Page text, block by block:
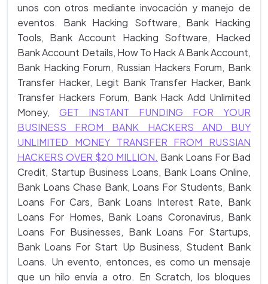
unos con otros mediante invocación y manejo de
eventos. Bank Hacking Software, Bank Hacking
Tools, Bank Account Hacking Software, Hacked
Bank Account Details, How To Hack A Bank Account,
Bank Hacking Forum, Russian Hackers Forum, Bank
Transfer Hacker, Legit Bank Transfer Hacker, Bank
Transfer Hackers Forum, Bank Hack Add Unlimited
Money, GET INSTANT FUNDING FOR YOUR
BUSINESS FROM BANK HACKERS AND BUY
UNLIMITED MONEY TRANSFER FROM RUSSIAN
HACKERS OVER $20 MILLION. Bank Loans For Bad
Credit, Startup Business Loans, Bank Loans Online,
Bank Loans Chase Bank, Loans For Students, Bank
Loans For Cars, Bank Loans Interest Rate, Bank
Loans For Homes, Bank Loans Coronavirus, Bank
Loans For Businesses, Bank Loans For Startups,
Bank Loans For Start Up Business, Student Bank
Loans. Un evento, entonces, es como un mensaje
que un hilo envía a otro. En Scratch, los bloques